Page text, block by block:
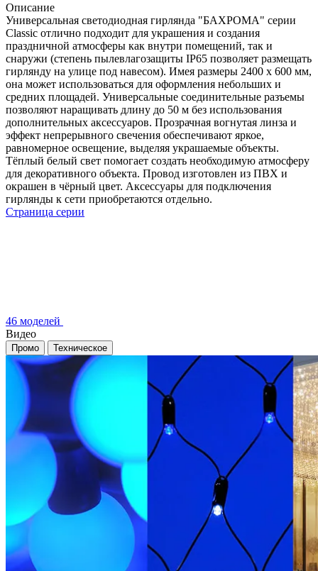
Описание
Универсальная светодиодная гирлянда "БАХРОМА" серии
Classic отлично подходит для украшения и создания
праздничной атмосферы как внутри помещений, так и
снаружи (степень пылевлагозащиты IP65 позволяет размещать
гирлянду на улице под навесом). Имея размеры 2400 x 600 мм,
она может использоваться для оформления небольших и
средних площадей. Универсальные соединительные разъемы
позволяют наращивать длину до 50 м без использования
дополнительных аксессуаров. Прозрачная вогнутая линза и
эффект непрерывного свечения обеспечивают яркое,
равномерное освещение, выделяя украшаемые объекты.
Тёплый белый свет помогает создать необходимую атмосферу
для декоративного объекта. Провод изготовлен из ПВХ и
окрашен в чёрный цвет. Аксессуары для подключения
гирлянды к сети приобретаются отдельно.
Страница серии
46 моделей
Видео
Промо Техническое